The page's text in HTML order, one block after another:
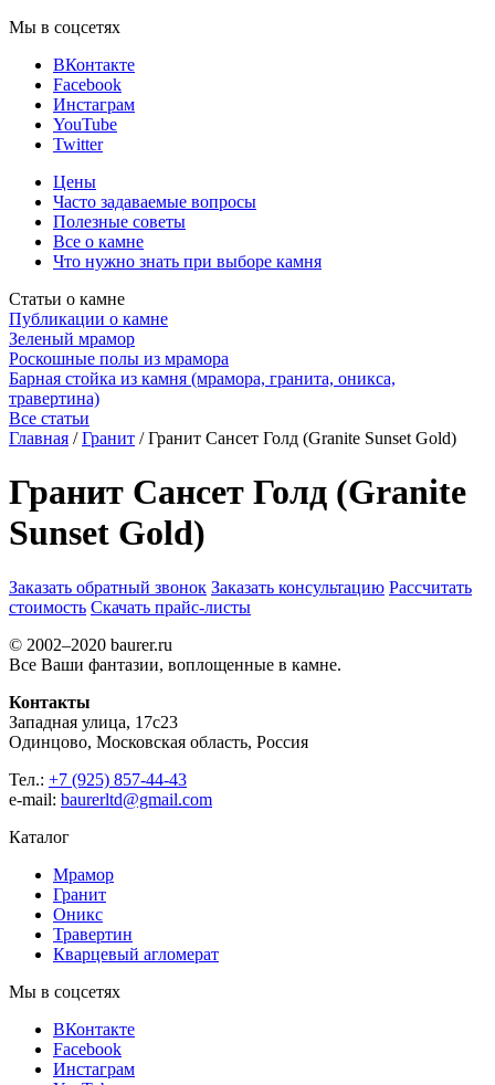
Мы в соцсетях
ВКонтакте
Facebook
Инстаграм
YouTube
Twitter
Цены
Часто задаваемые вопросы
Полезные советы
Все о камне
Что нужно знать при выборе камня
Статьи о камне
Публикации о камне
Зеленый мрамор
Роскошные полы из мрамора
Барная стойка из камня (мрамора, гранита, оникса,
травертина)
Все статьи
Главная / Гранит / Гранит Сансет Голд (Granite Sunset Gold)
Гранит Сансет Голд (Granite
Sunset Gold)
Заказать обратный звонок Заказать консультацию Рассчитать
стоимость Скачать прайс-листы
© 2002–2020 baurer.ru
Все Ваши фантазии, воплощенные в камне.
Контакты
Западная улица, 17с23
Одинцово, Московская область, Россия
Тел.: +7 (925) 857-44-43
e-mail: baurerltd@gmail.com
Каталог
Мрамор
Гранит
Оникс
Травертин
Кварцевый агломерат
Мы в соцсетях
ВКонтакте
Facebook
Инстаграм